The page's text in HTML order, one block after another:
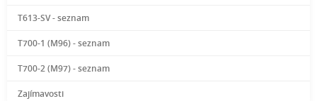
T613-SV - seznam
T700-1 (M96) - seznam
T700-2 (M97) - seznam
Zajímavosti